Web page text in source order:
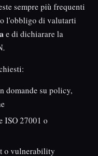
sempre più frequenti
l'obbligo di valutarti
e di dichiarare la
domande su policy,
ISO 27001 o
o vulnerability